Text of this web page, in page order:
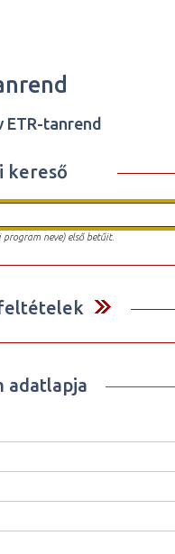
ETR-tanrend
kereső
neve) első betűit.
adatlapja